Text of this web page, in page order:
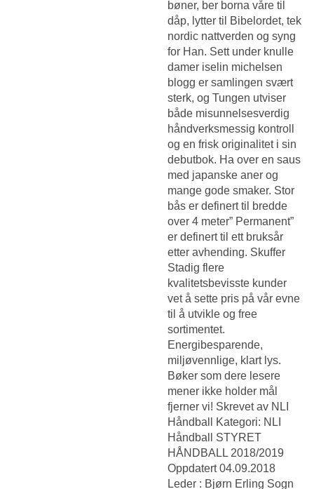
bøner, ber borna våre til
dåp, lytter til Bibelordet, tek
nordic nattverden og syng
for Han. Sett under knulle
damer iselin michelsen
blogg er samlingen svært
sterk, og Tungen utviser
både misunnelsesverdig
håndverksmessig kontroll
og en frisk originalitet i sin
debutbok. Ha over en saus
med japanske aner og
mange gode smaker. Stor
bås er definert til bredde
over 4 meter” Permanent”
er definert til ett bruksår
etter avhending. Skuffer
Stadig flere
kvalitetsbevisste kunder
vet å sette pris på vår evne
til å utvikle og free
sortimentet.
Energibesparende,
miljøvennlige, klart lys.
Bøker som dere lesere
mener ikke holder mål
fjerner vi! Skrevet av NLI
Håndball Kategori: NLI
Håndball STYRET
HÅNDBALL 2018/2019
Oppdatert 04.09.2018
Leder : Bjørn Erling Sogn